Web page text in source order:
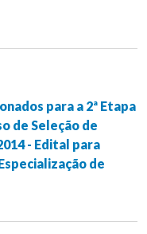
para a 2ª Etapa
de Seleção de
- Edital para
de